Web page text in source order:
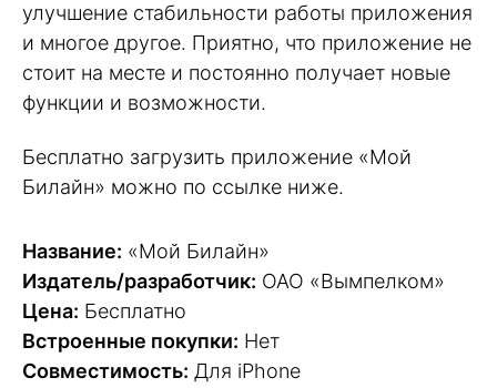
улучшение стабильности работы приложения
и многое другое. Приятно, что приложение не
стоит на месте и постоянно получает новые
функции и возможности.
Бесплатно загрузить приложение «Мой
Билайн» можно по ссылке ниже.
Название: «Мой Билайн»
Издатель/разработчик: ОАО «Вымпелком»
Цена: Бесплатно
Встроенные покупки: Нет
Совместимость: Для iPhone